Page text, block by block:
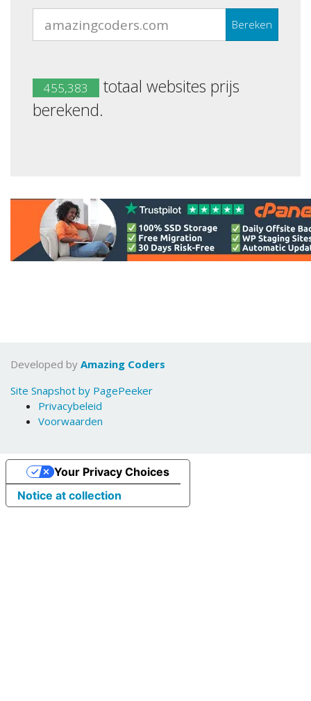
Bereken
455,383
totaal websites prijs
berekend.
Developed by Amazing Coders
Site Snapshot by PagePeeker
Privacybeleid
Voorwaarden
Notice at collection
Your Privacy Choices